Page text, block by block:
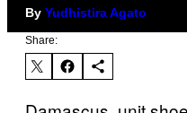
By Yudhistira Agato
Share: